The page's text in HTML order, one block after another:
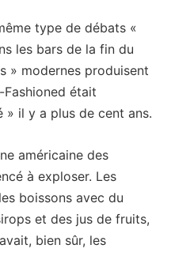
type de débats «
les bars de la fin du
» modernes produisent
Fashioned était
» il y a plus de cent ans.
américaine des
à exploser. Les
boissons avec du
et des jus de fruits,
bien sûr, les